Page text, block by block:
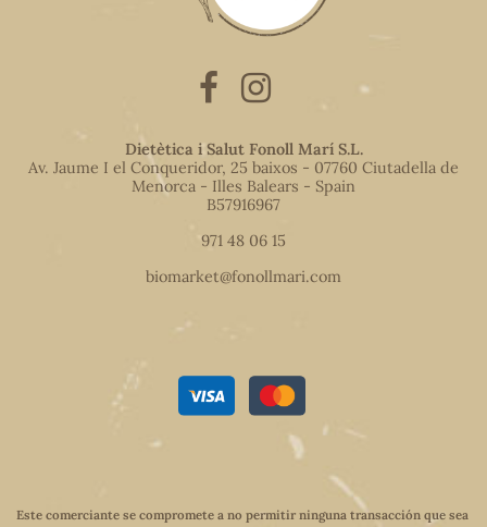
Dietètica i Salut Fonoll Marí S.L.
Av. Jaume I el Conqueridor, 25 baixos - 07760 Ciutadella de
Menorca - Illes Balears - Spain
B57916967
971 48 06 15
biomarket@fonollmari.com
Este comerciante se compromete a no permitir ninguna transacción que sea